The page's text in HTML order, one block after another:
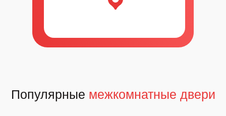
Популярные межкомнатные двери